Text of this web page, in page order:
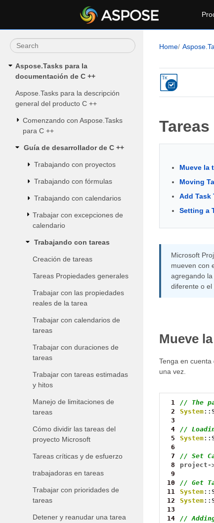
Aspose.Tasks para la
documentación de C ++
Aspose.Tasks para la descripción
general del producto C ++
Comenzando con Aspose.Tasks
para C ++
Guía de desarrollador de C ++
Trabajando con proyectos
Trabajando con fórmulas
Trabajando con calendarios
Trabajar con excepciones de
calendario
Trabajando con tareas
Creación de tareas
Tareas Propiedades generales
Trabajar con las propiedades
reales de la tarea
Trabajar con calendarios de
tareas
Trabajar con duraciones de
tareas
Trabajar con tareas estimadas
y hitos
Manejo de limitaciones de
tareas
Cómo dividir las tareas del
proyecto Microsoft
Tareas críticas y de esfuerzo
trabajadoras en tareas
Trabajar con prioridades de
tareas
Detener y reanudar una tarea
Home
Mueve la
Moving
Add Task
Setting a
Microsoft
mueven con
agregando
diferente o el
Mueve
Tenga en
una vez.
1
// The
2
System
3
4
//
5
System
6
7
// Set
8
project -
9
10
// Get
11
System
12
System
13
14
//